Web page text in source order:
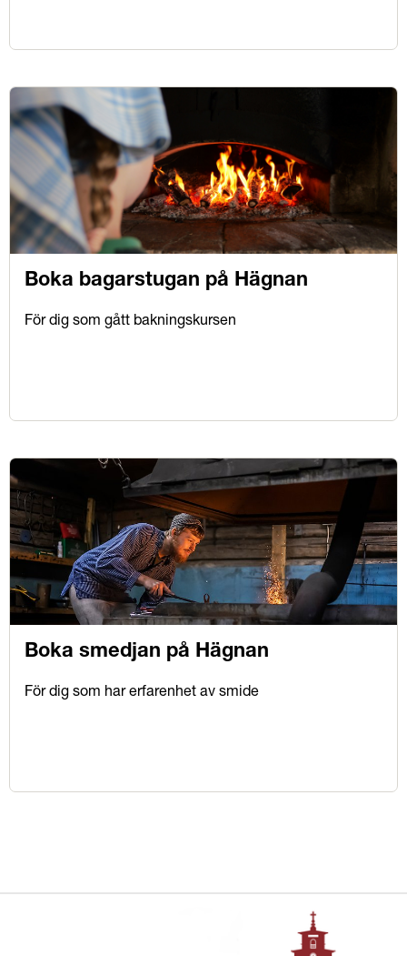
Boka bagarstugan på Hägnan
För dig som gått bakningskursen
Boka smedjan på Hägnan
För dig som har erfarenhet av smide